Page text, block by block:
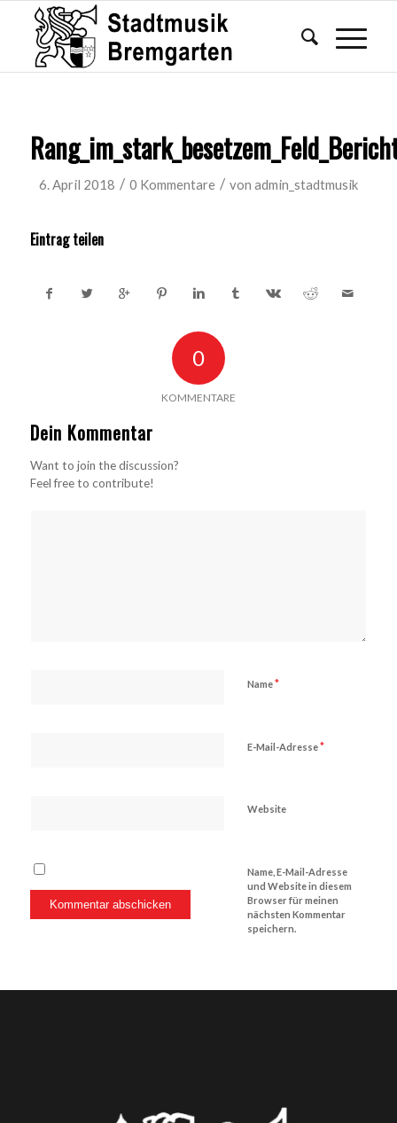
6. April 2018 / 0 Kommentare / von admin_stadtmusik
Eintrag teilen
0
KOMMENTARE
Dein Kommentar
Want to join the discussion?
Feel free to contribute!
Name*
E-Mail-Adresse*
Website
Name, E-Mail-Adresse
und Website in diesem
Browser für meinen
nächsten Kommentar
speichern.